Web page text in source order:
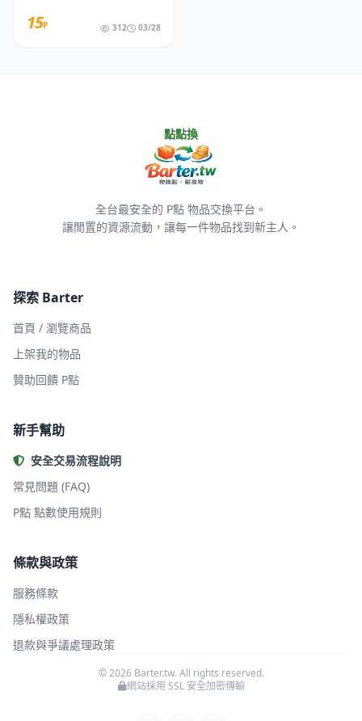
15P 312 03/28
點點換
全台最安全的 P點 物品交換平台。
讓閒置的資源流動，讓每一件物品找到新主人。
探索 Barter
首頁 / 瀏覽商品
上架我的物品
贊助回饋 P點
新手幫助
安全交易流程說明
常見問題 (FAQ)
P點 點數使用規則
條款與政策
服務條款
隱私權政策
退款與爭議處理政策
© 2026 Barter.tw. All rights reserved.
網站採用 SSL 安全加密傳輸